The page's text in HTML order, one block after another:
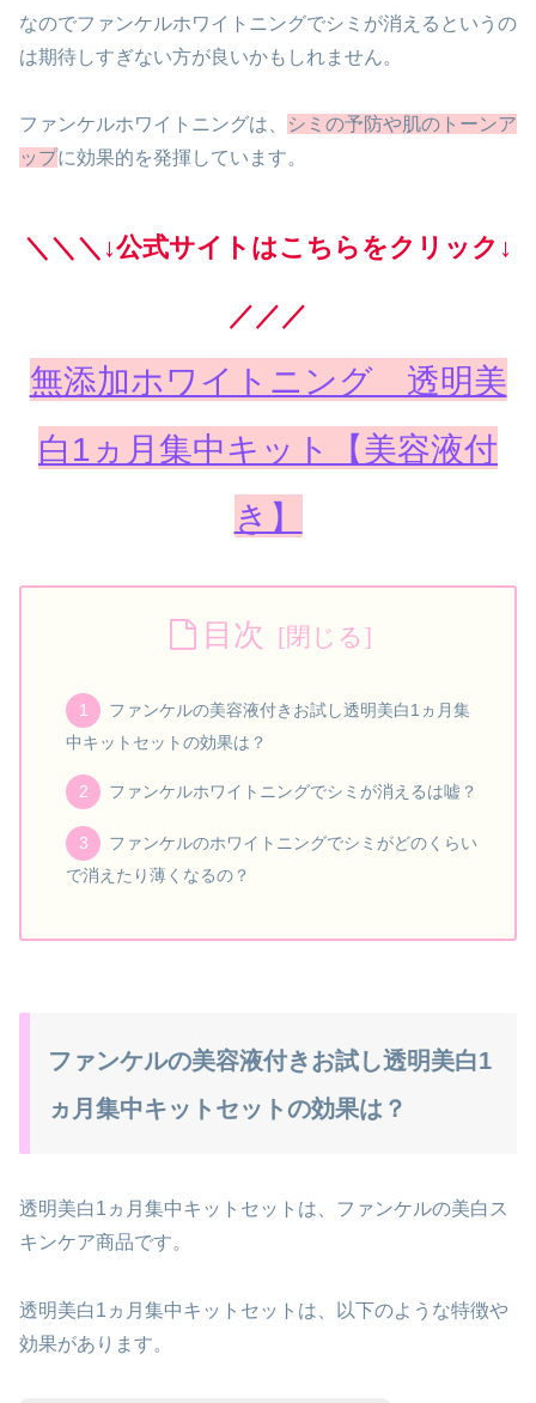
なのでファンケルホワイトニングでシミが消えるというの
は期待しすぎない方が良いかもしれません。
ファンケルホワイトニングは、
シミの予防や肌のトーンア
ップに効果的を発揮しています。
＼＼＼↓公式サイトはこちらをクリック↓
／／／
無添加ホワイトニング 透明美
白1ヵ月集中キット【美容液付
き】
目次
ファンケルの美容液付きお試し透明美白1ヵ月集
中キットセットの効果は？
ファンケルホワイトニングでシミが消えるは嘘？
ファンケルのホワイトニングでシミがどのくらい
で消えたり薄くなるの？
ファンケルの美容液付きお試し透明美白1
ヵ月集中キットセットの効果は？
透明美白1ヵ月集中キットセットは、ファンケルの美白ス
キンケア商品です。
透明美白1ヵ月集中キットセットは、以下のような特徴や
効果があります。